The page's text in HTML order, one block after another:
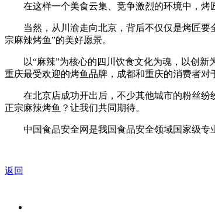
在这样一个美食云集、竞争激烈的环境中，烤匠
当然，从川渝走向北京，背后不仅仅是烤匠要
宗麻辣烤鱼”的美好愿景。
以“麻辣”为核心的四川饮食文化为魂，以创新
重庆最受欢迎的烤鱼品牌，成都和重庆的消费者
在北京店成功开出后，不少其他城市的粉丝纷
正宗麻辣烤鱼？让我们共同期待。
中国食品安全网是我国食品安全领域国家级专
返回